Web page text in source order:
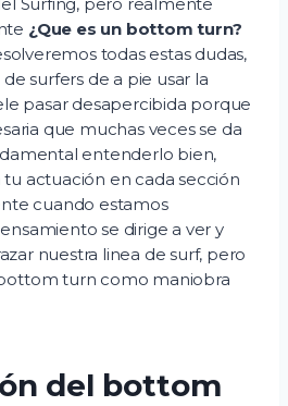
Surfing, pero realmente
¿Que es un bottom turn?
todas estas dudas,
surfers de a pie usar la
pasar desapercibida porque
que muchas veces se da
entenderlo bien,
actuación en cada sección
cuando estamos
se dirige a ver y
nuestra linea de surf, pero
turn como maniobra
del bottom